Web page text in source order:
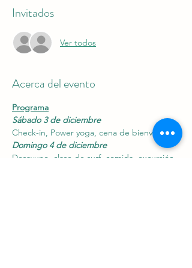
Invitados
Ver todos
Acerca del evento
Programa
Sábado 3 de diciembre
Check-in, Power yoga, cena de bienvenida
Domingo 4 de diciembre
Desayuno, clase de surf, comida, excursión